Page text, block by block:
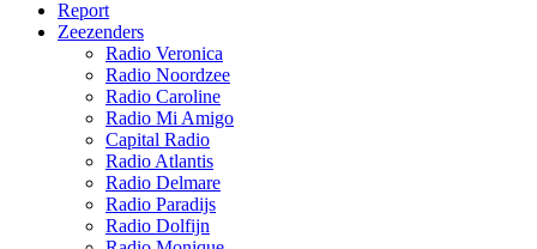
Report
Zeezenders
Radio Veronica
Radio Noordzee
Radio Caroline
Radio Mi Amigo
Capital Radio
Radio Atlantis
Radio Delmare
Radio Paradijs
Radio Dolfijn